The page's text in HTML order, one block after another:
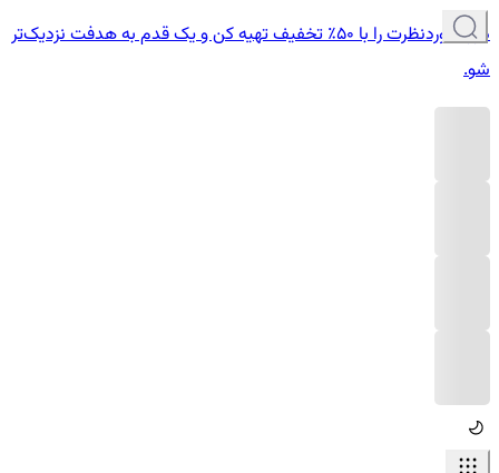
دوره موردنظرت را با ۵۰٪ تخفیف تهیه کن و یک قدم به هدفت نزدیک‌تر
شو.